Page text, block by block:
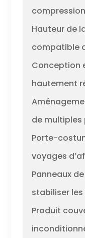
Hauteur de
compatible
Conception
hautement
de multiples
Porte-
voyages
Panneaux
stabiliser
Produit